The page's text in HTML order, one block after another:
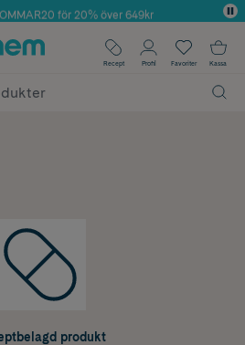
2025 inom Skönhet
för 20% över 649kr
✓ Fri frakt
på alla köp*
Recept Profil Favoriter Kassa
produkt